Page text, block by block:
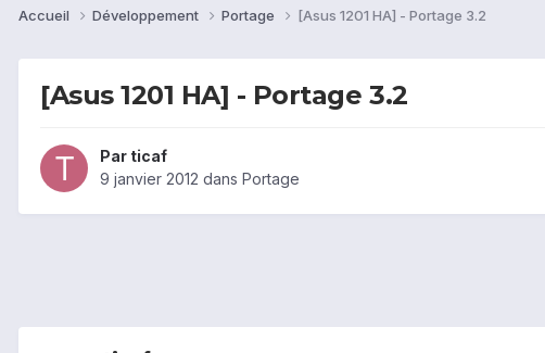
Accueil Développement Portage [Asus 1201 HA] - Portage 3.2
[Asus 1201 HA] - Portage 3.2
Par ticaf
9 janvier 2012 dans Portage